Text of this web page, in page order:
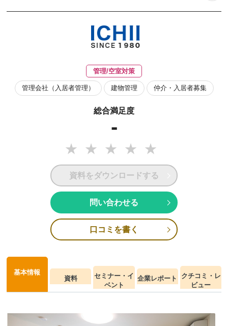
管理/空室対策
管理会社（入居者管理） 建物管理 仲介・入居者募集
総合満足度
-
資料をダウンロードする
問い合わせる
口コミを書く
基本情報
資料
セミナー・イ
ベント
企業レポート
クチコミ・レ
ビュー